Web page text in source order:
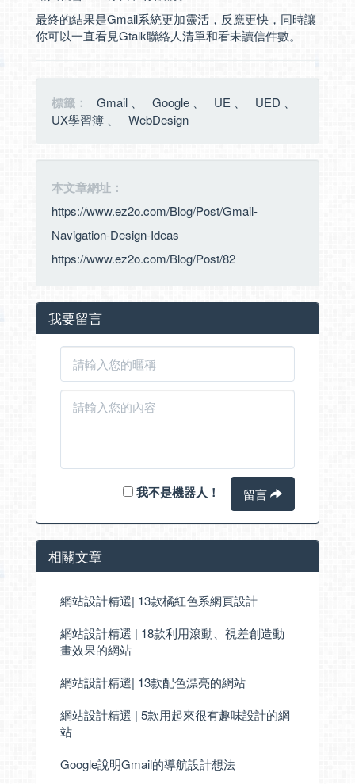
最終的結果是Gmail系統更加靈活，反應更快，同時讓
你可以一直看見Gtalk聯絡人清單和看未讀信件數。
標籤： Gmail Google UE UED
UX學習簿
WebDesign
本文章網址：
https://www.ez2o.com/Blog/Post/Gmail-
Navigation-Design-Ideas
https://www.ez2o.com/Blog/Post/82
我要留言
我不是機器人！ 留言
相關文章
網站設計精選| 13款橘紅色系網頁設計
網站設計精選 | 18款利用滾動、視差創造動
畫效果的網站
網站設計精選| 13款配色漂亮的網站
網站設計精選 | 5款用起來很有趣味設計的網
站
Google說明Gmail的導航設計想法